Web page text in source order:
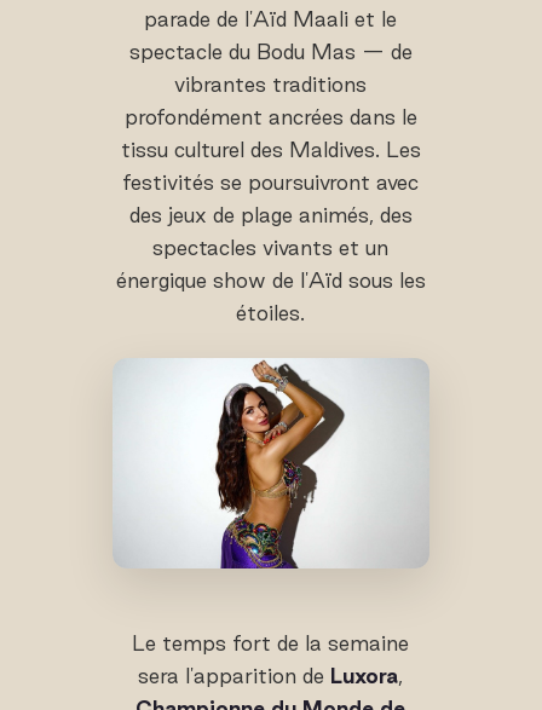
parade de l'Aïd Maali et le
spectacle du Bodu Mas — de
vibrantes traditions
profondément ancrées dans le
tissu culturel des Maldives. Les
festivités se poursuivront avec
des jeux de plage animés, des
spectacles vivants et un
énergique show de l'Aïd sous les
étoiles.
Le temps fort de la semaine
sera l'apparition de Luxora,